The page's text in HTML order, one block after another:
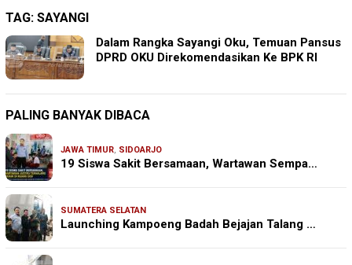
TAG: SAYANGI
Dalam Rangka Sayangi Oku, Temuan Pansus
DPRD OKU Direkomendasikan Ke BPK RI
PALING BANYAK DIBACA
JAWA TIMUR, SIDOARJO
19 Siswa Sakit Bersamaan, Wartawan Sempa…
SUMATERA SELATAN
Launching Kampoeng Badah Bejajan Talang …